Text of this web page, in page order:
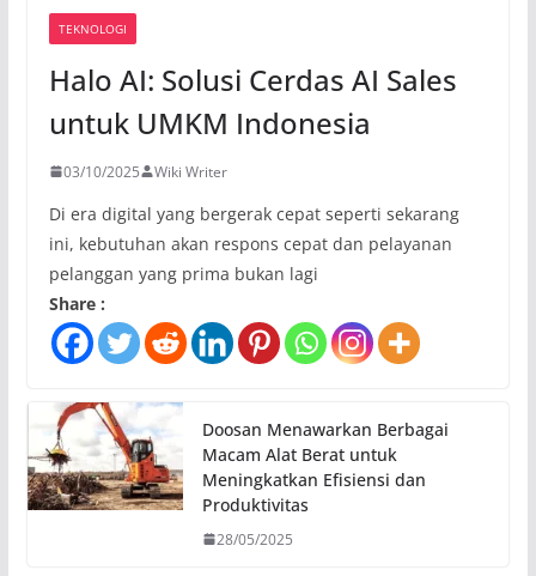
TEKNOLOGI
Halo AI: Solusi Cerdas AI Sales
untuk UMKM Indonesia
03/10/2025 Wiki Writer
Di era digital yang bergerak cepat seperti sekarang
ini, kebutuhan akan respons cepat dan pelayanan
pelanggan yang prima bukan lagi
Share :
Doosan Menawarkan Berbagai
Macam Alat Berat untuk
Meningkatkan Efisiensi dan
Produktivitas
28/05/2025